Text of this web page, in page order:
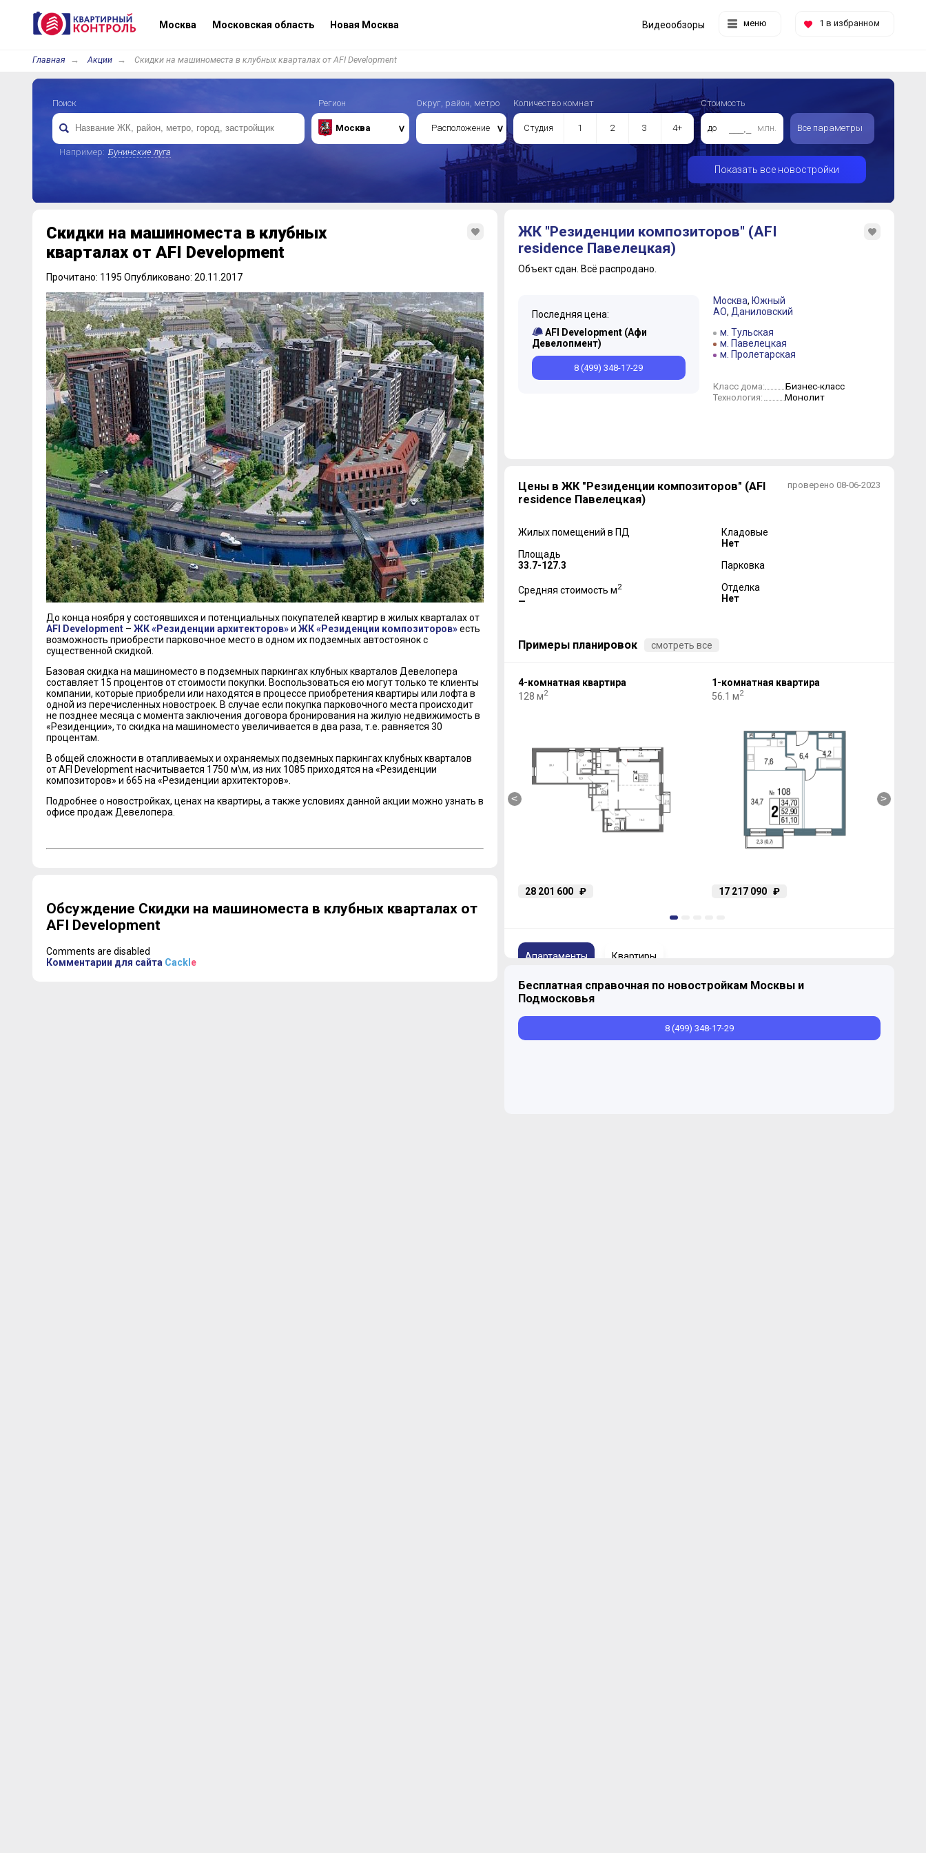
Москва Московская область Новая Москва меню 1 в избранном
Видеообзоры
Главная Акции Скидки на машиноместа в клубных кварталах от AFI Development
Поиск
Например: Бунинские луга
Регион
Москва
Округ, район, метро
Расположение
Количество комнат
Студия 1 2 3 4+
Стоимость
до млн. Все параметры
Показать все новостройки
Скидки на машиноместа в клубных
кварталах от AFI Development
Прочитано: 1195 Опубликовано: 20.11.2017
До конца ноября у состоявшихся и потенциальных покупателей квартир в жилых кварталах от
AFI Development– ЖК «Резиденции архитекторов»и ЖК «Резиденции композиторов»есть
возможность приобрести парковочное место в одном их подземных автостоянок с
существенной скидкой.
Базовая скидка на машиноместо в подземных паркингах клубных кварталов Девелопера
составляет 15 процентов от стоимости покупки. Воспользоваться ею могут только те клиенты
компании, которые приобрели или находятся в процессе приобретения квартиры или лофта в
одной из перечисленных новостроек. В случае если покупка парковочного места происходит
не позднее месяца с момента заключения договора бронирования на жилую недвижимость в
«Резиденции», то скидка на машиноместо увеличивается в два раза, т.е. равняется 30
процентам.
В общей сложности в отапливаемых и охраняемых подземных паркингах клубных кварталов
от AFI Development насчитывается 1750 м\м, из них 1085 приходятся на «Резиденции
композиторов» и 665 на «Резиденции архитекторов».
Подробнее о новостройках, ценах на квартиры, а также условиях данной акции можно узнать в
офисе продаж Девелопера.
Обсуждение Скидки на машиноместа в клубных кварталах от
AFI Development
Comments are disabled
Комментарии для сайта Cackl e
ЖК "Резиденции композиторов" (AFI
residence Павелецкая)
Объект сдан. Всё распродано.
Последняя цена:
AFI Development (Афи
Девелопмент)
8 (499) 348-17-29
Москва, Южный
АО, Даниловский
м. Тульская
м. Павелецкая
м. Пролетарская
Класс дома: Бизнес-класс
Технология: Монолит
проверено 08-06-2023
Цены в ЖК "Резиденции композиторов" (AFI
residence Павелецкая)
Жилых помещений в ПД
Площадь
33.7-127.3
Средняя стоимость м2
—
Кладовые
Нет
Парковка
Отделка
Нет
Примеры планировок смотреть все
<
3-комнатная квартира
105.7 м2
4-комнатная квартира
128 м2
28 201 600 ₽
1-комнатная квартира
56.1 м2
17 217 090 ₽
>
1
Апартаменты Квартиры
1-комнатные
33,7-102,2 м2
Бесплатная справочная по новостройкам Москвы и
Подмосковья
8 (499) 348-17-29